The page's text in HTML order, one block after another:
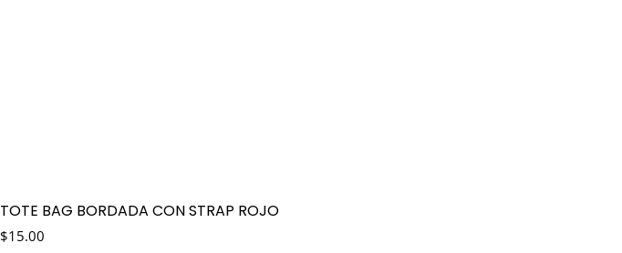
TOTE BAG BORDADA CON STRAP ROJO
$15.00